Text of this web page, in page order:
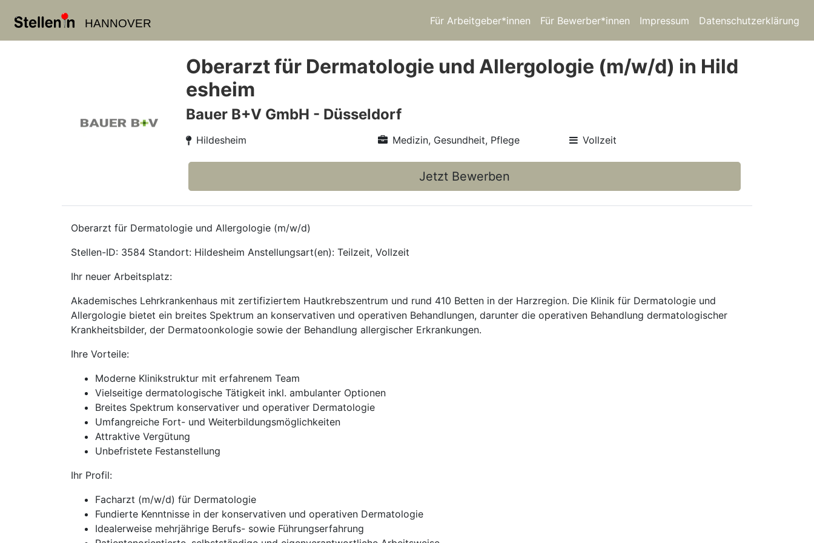
HANNOVER Für Arbeitgeber*innen Für Bewerber*innen Impressum Datenschutzerklärung
Oberarzt für Dermatologie und Allergologie (m/w/d) in Hild
esheim
Bauer B+V GmbH - Düsseldorf
Hildesheim Medizin, Gesundheit, Pflege Vollzeit
Jetzt Bewerben
Oberarzt für Dermatologie und Allergologie (m/w/d)
Stellen-ID: 3584 Standort: Hildesheim Anstellungsart(en): Teilzeit, Vollzeit
Ihr neuer Arbeitsplatz:
Akademisches Lehrkrankenhaus mit zertifiziertem Hautkrebszentrum und rund 410 Betten in der Harzregion. Die Klinik für Dermatologie und
Allergologie bietet ein breites Spektrum an konservativen und operativen Behandlungen, darunter die operativen Behandlung dermatologischer
Krankheitsbilder, der Dermatoonkologie sowie der Behandlung allergischer Erkrankungen.
Ihre Vorteile:
Moderne Klinikstruktur mit erfahrenem Team
Vielseitige dermatologische Tätigkeit inkl. ambulanter Optionen
Breites Spektrum konservativer und operativer Dermatologie
Umfangreiche Fort- und Weiterbildungsmöglichkeiten
Attraktive Vergütung
Unbefristete Festanstellung
Ihr Profil:
Facharzt (m/w/d) für Dermatologie
Fundierte Kenntnisse in der konservativen und operativen Dermatologie
Idealerweise mehrjährige Berufs- sowie Führungserfahrung